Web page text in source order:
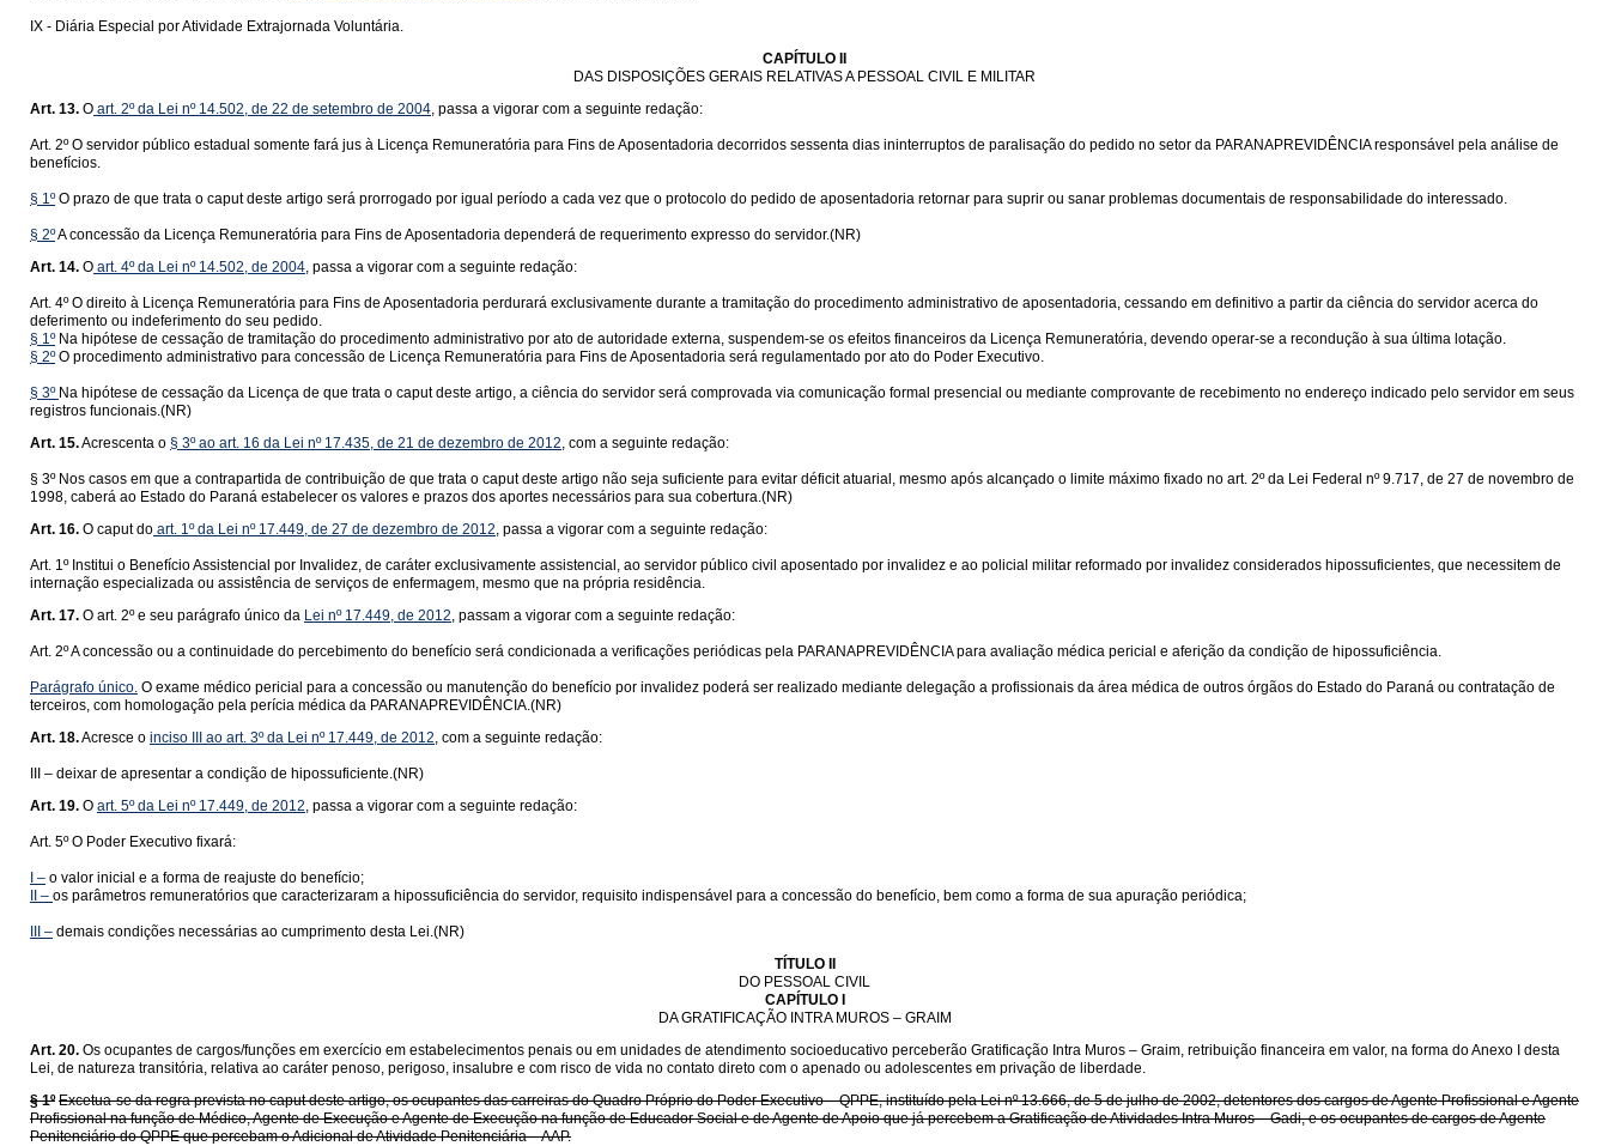
IX - Diária Especial por Atividade Extrajornada Voluntária.
CAPÍTULO II
DAS DISPOSIÇÕES GERAIS RELATIVAS A PESSOAL CIVIL E MILITAR
Art. 13. O art. 2º da Lei nº 14.502, de 22 de setembro de 2004, passa a vigorar com a seguinte redação:
Art. 2º O servidor público estadual somente fará jus à Licença Remuneratória para Fins de Aposentadoria decorridos sessenta dias ininterruptos de paralisação do pedido no setor da PARANAPREVIDÊNCIA responsável pela análise de
benefícios.
§ 1ºO prazo de que trata o caput deste artigo será prorrogado por igual período a cada vez que o protocolo do pedido de aposentadoria retornar para suprir ou sanar problemas documentais de responsabilidade do interessado.
§ 2ºA concessão da Licença Remuneratória para Fins de Aposentadoria dependerá de requerimento expresso do servidor.(NR)
Art. 14. O art. 4º da Lei nº 14.502, de 2004, passa a vigorar com a seguinte redação:
Art. 4º O direito à Licença Remuneratória para Fins de Aposentadoria perdurará exclusivamente durante a tramitação do procedimento administrativo de aposentadoria, cessando em definitivo a partir da ciência do servidor acerca do
deferimento ou indeferimento do seu pedido.
§ 1ºNa hipótese de cessação de tramitação do procedimento administrativo por ato de autoridade externa, suspendem-se os efeitos financeiros da Licença Remuneratória, devendo operar-se a recondução à sua última lotação.
§ 2ºO procedimento administrativo para concessão de Licença Remuneratória para Fins de Aposentadoria será regulamentado por ato do Poder Executivo.
§ 3º Na hipótese de cessação da Licença de que trata o caput deste artigo, a ciência do servidor será comprovada via comunicação formal presencial ou mediante comprovante de recebimento no endereço indicado pelo servidor em seus
registros funcionais.(NR)
Art. 15.Acrescenta o § 3º ao art. 16 da Lei nº 17.435, de 21 de dezembro de 2012, com a seguinte redação:
§ 3º Nos casos em que a contrapartida de contribuição de que trata o caput deste artigo não seja suficiente para evitar déficit atuarial, mesmo após alcançado o limite máximo fixado no art. 2º da Lei Federal nº 9.717, de 27 de novembro de
1998, caberá ao Estado do Paraná estabelecer os valores e prazos dos aportes necessários para sua cobertura.(NR)
Art. 16. O caput do art. 1º da Lei nº 17.449, de 27 de dezembro de 2012, passa a vigorar com a seguinte redação:
Art. 1º Institui o Benefício Assistencial por Invalidez, de caráter exclusivamente assistencial, ao servidor público civil aposentado por invalidez e ao policial militar reformado por invalidez considerados hipossuficientes, que necessitem de
internação especializada ou assistência de serviços de enfermagem, mesmo que na própria residência.
Art. 17. O art. 2º e seu parágrafo único da Lei nº 17.449, de 2012, passam a vigorar com a seguinte redação:
Art. 2º A concessão ou a continuidade do percebimento do benefício será condicionada a verificações periódicas pela PARANAPREVIDÊNCIA para avaliação médica pericial e aferição da condição de hipossuficiência.
Parágrafo único. O exame médico pericial para a concessão ou manutenção do benefício por invalidez poderá ser realizado mediante delegação a profissionais da área médica de outros órgãos do Estado do Paraná ou contratação de
terceiros, com homologação pela perícia médica da PARANAPREVIDÊNCIA.(NR)
Art. 18.Acresce o inciso III ao art. 3º da Lei nº 17.449, de 2012, com a seguinte redação:
III – deixar de apresentar a condição de hipossuficiente.(NR)
Art. 19. O art. 5º da Lei nº 17.449, de 2012, passa a vigorar com a seguinte redação:
Art. 5º O Poder Executivo fixará:
I – o valor inicial e a forma de reajuste do benefício;
II – os parâmetros remuneratórios que caracterizaram a hipossuficiência do servidor, requisito indispensável para a concessão do benefício, bem como a forma de sua apuração periódica;
III – demais condições necessárias ao cumprimento desta Lei.(NR)
TÍTULO II
DO PESSOAL CIVIL
CAPÍTULO I
DA GRATIFICAÇÃO INTRA MUROS – GRAIM
Art. 20. Os ocupantes de cargos/funções em exercício em estabelecimentos penais ou em unidades de atendimento socioeducativo perceberão Gratificação Intra Muros – Graim, retribuição financeira em valor, na forma do Anexo I desta
Lei, de natureza transitória, relativa ao caráter penoso, perigoso, insalubre e com risco de vida no contato direto com o apenado ou adolescentes em privação de liberdade.
§ 1º Excetua-se da regra prevista no caput deste artigo, os ocupantes das carreiras do Quadro Próprio do Poder Executivo – QPPE, instituído pela Lei nº 13.666, de 5 de julho de 2002, detentores dos cargos de Agente Profissional e Agente
Profissional na função de Médico, Agente de Execução e Agente de Execução na função de Educador Social e de Agente de Apoio que já percebem a Gratificação de Atividades Intra Muros – Gadi, e os ocupantes de cargos de Agente
Penitenciário do QPPE que percebam o Adicional de Atividade Penitenciária – AAP.